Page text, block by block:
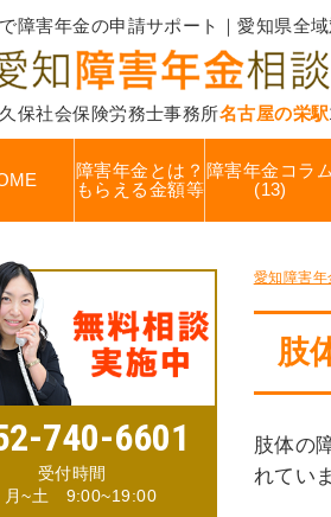
障害年金の申請サポート｜愛知県全
保社会保険労務士事務所名古屋の栄駅
障害年金とは？
もらえる金額等
障害年金コラム
(13)
740-6601
受付時間
月~土 9:00~19:00
愛知障害
肢
肢体の
れてい